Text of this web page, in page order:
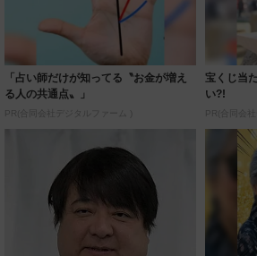
「占い師だけが知ってる〝お金が増え
る人の共通点〟」
PR(合同会社デジタルファーム )
宝くじ当
い?!
PR(合同会